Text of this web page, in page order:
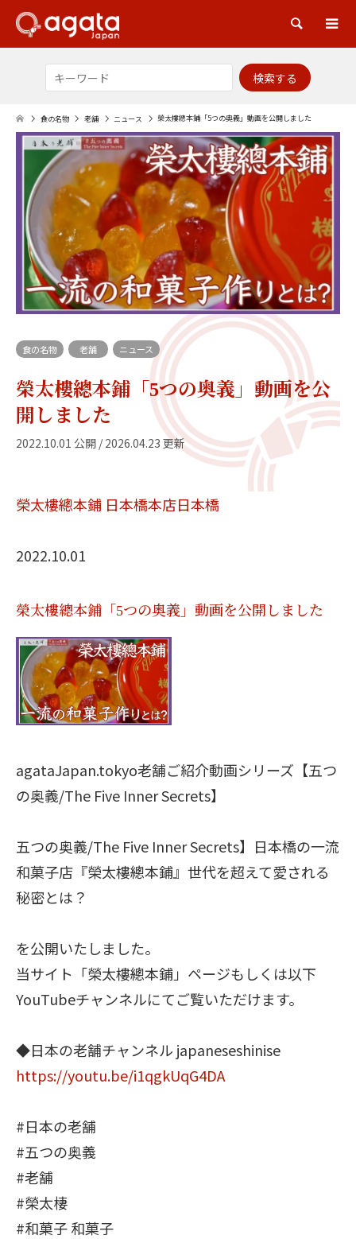
検索
食の名物 老舗 ニュース 榮太樓總本鋪「5つの奥義」動画を公開しました
食の名物 老舗 ニュース
榮太樓總本鋪「5つの奥義」動画を公
開しました
2022.10.01 公開 / 2026.04.23 更新
榮太樓總本鋪 日本橋本店日本橋
2022.10.01
榮太樓總本鋪「5つの奥義」動画を公開しました
agataJapan.tokyo老舗ご紹介動画シリーズ【五つ
の奥義/The Five Inner Secrets】
五つの奥義/The Five Inner Secrets】日本橋の一流
和菓子店『榮太樓總本鋪』世代を超えて愛される
秘密とは？
を公開いたしました。
当サイト「榮太樓總本鋪」ページもしくは以下
YouTubeチャンネルにてご覧いただけます。
◆日本の老舗チャンネル japaneseshinise
https://youtu.be/i1qgkUqG4DA
#日本の老舗
#五つの奥義
#老舗
#榮太棲
#和菓子 和菓子